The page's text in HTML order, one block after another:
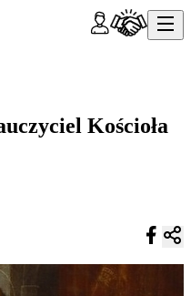
Kościoła